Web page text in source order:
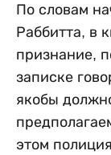
По словам
Раббитта, в
признание,
записке
якобы
этом